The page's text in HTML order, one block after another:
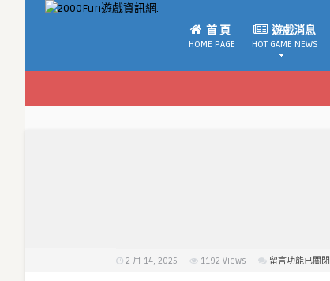
首 頁
HOME PAGE
遊戲消息
HOT GAME NEWS
2 月 14, 2025 1192 Views
在
留言功能已關閉